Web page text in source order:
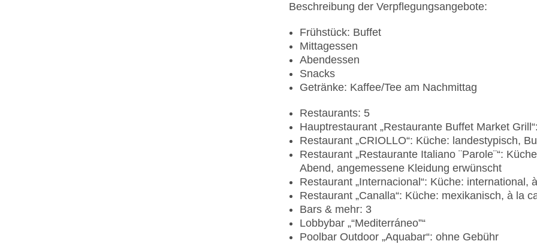
Beschreibung der Verpflegungsangebote:
Frühstück: Buffet
Mittagessen
Abendessen
Snacks
Getränke: Kaffee/Tee am Nachmittag
Restaurants: 5
Hauptrestaurant „Restaurante Buffet Market
Restaurant „CRIOLLO“: Küche: landestypisch,
Restaurant „Restaurante Italiano ¨Parole¨“:
Abend, angemessene Kleidung erwünscht
Restaurant „Internacional“: Küche: international,
Restaurant „Canalla“: Küche: mexikanisch, à la
Bars & mehr: 3
Lobbybar „“Mediterráneo”“
Poolbar Outdoor „Aquabar“: ohne Gebühr